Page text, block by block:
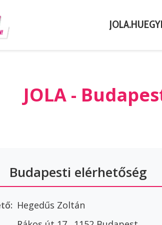
JOLA.HU
JOLA -
Budapesti elérhetőség
Hegedűs Zoltán